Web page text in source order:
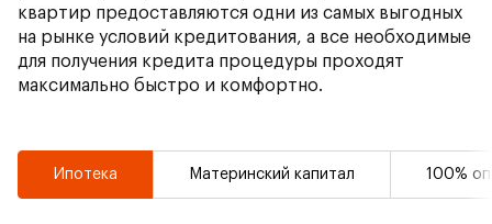
квартир предоставляются одни из самых выгодных
на рынке условий кредитования, а все необходимые
для получения кредита процедуры проходят
максимально быстро и комфортно.
Ипотека Материнский капитал 100%